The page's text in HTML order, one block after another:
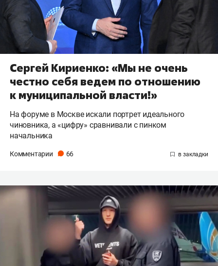
Сергей Кириенко: «Мы не очень
честно себя ведем по отношению
к муниципальной власти!»
На форуме в Москве искали портрет идеального
чиновника, а «цифру» сравнивали с пинком
начальника
Комментарии 66